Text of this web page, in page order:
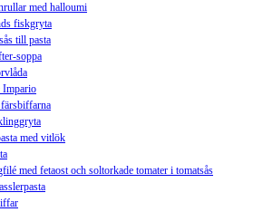
med halloumi
fiskgryta
till pasta
soppa
Impario
med vitlök
med fetaost och soltorkade tomater i tomatsås